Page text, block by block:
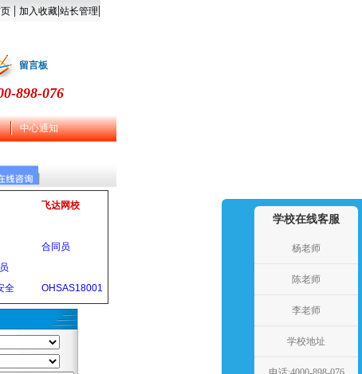
| 加入收藏|站长管理|
留言板
898-076
中心通知
飞达网校
合同员
全 OHSAS18001
学校在线客服
杨老师
陈老师
李老师
学校地址